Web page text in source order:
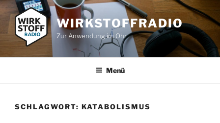
Zum
Inhalt
springen
WIRKSTOFFRADIO
Zur Anwendung im Ohr
Menü
SCHLAGWORT: KATABOLISMUS